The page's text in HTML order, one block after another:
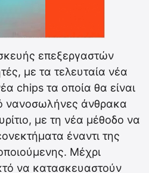
επεξεργαστών
με τα τελευταία νέα
chips τα οποία θα είναι
νανοσωλήνες άνθρακα
με τη νέα μέθοδο να
έναντι της
Μέχρι
να κατασκευαστούν